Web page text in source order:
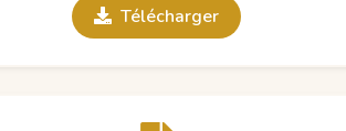
Télécharger